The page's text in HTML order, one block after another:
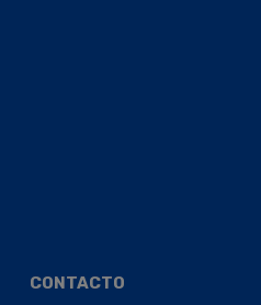
CONTACTO